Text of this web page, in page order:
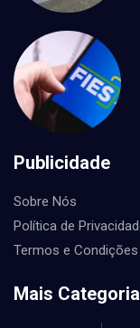
Publicidade
Sobre Nós
Política de
Termos e Condições
Mais Categoria